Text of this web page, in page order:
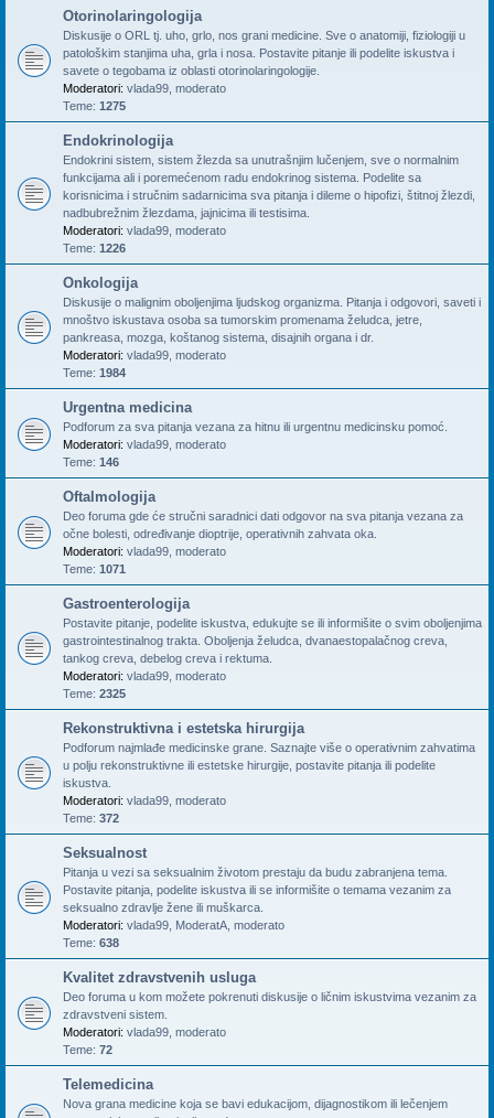
Otorinolaringologija
Diskusije o ORL tj. uho, grlo, nos grani medicine. Sve o anatomiji, fiziologiji u
patološkim stanjima uha, grla i nosa. Postavite pitanje ili podelite iskustva i
savete o tegobama iz oblasti otorinolaringologije.
Moderatori: vlada99 moderato
Teme: 1275
Endokrinologija
Endokrini sistem, sistem žlezda sa unutrašnjim lučenjem, sve o normalnim
funkcijama ali i poremećenom radu endokrinog sistema. Podelite sa
korisnicima i stručnim sadarnicima sva pitanja i dileme o hipofizi, štitnoj žlezdi,
nadbubrežnim žlezdama, jajnicima ili testisima.
Moderatori: vlada99 moderato
Teme: 1226
Onkologija
Diskusije o malignim oboljenjima ljudskog organizma. Pitanja i odgovori, saveti i
mnoštvo iskustava osoba sa tumorskim promenama želudca, jetre,
pankreasa, mozga, koštanog sistema, disajnih organa i dr.
Moderatori: vlada99 moderato
Teme: 1984
Urgentna medicina
Podforum za sva pitanja vezana za hitnu ili urgentnu medicinsku pomoć.
Moderatori: vlada99 moderato
Teme: 146
Oftalmologija
Deo foruma gde će stručni saradnici dati odgovor na sva pitanja vezana za
očne bolesti, određivanje dioptrije, operativnih zahvata oka.
Moderatori: vlada99 moderato
Teme: 1071
Gastroenterologija
Postavite pitanje, podelite iskustva, edukujte se ili informišite o svim oboljenjima
gastrointestinalnog trakta. Oboljenja želudca, dvanaestopalačnog creva,
tankog creva, debelog creva i rektuma.
Moderatori: vlada99 moderato
Teme: 2325
Rekonstruktivna i estetska hirurgija
Podforum najmlađe medicinske grane. Saznajte više o operativnim zahvatima
u polju rekonstruktivne ili estetske hirurgije, postavite pitanja ili podelite
iskustva.
Moderatori: vlada99 moderato
Teme: 372
Seksualnost
Pitanja u vezi sa seksualnim životom prestaju da budu zabranjena tema.
Postavite pitanja, podelite iskustva ili se informišite o temama vezanim za
seksualno zdravlje žene ili muškarca.
Moderatori: vlada99 ModeratA moderato
Teme: 638
Kvalitet zdravstvenih usluga
Deo foruma u kom možete pokrenuti diskusije o ličnim iskustvima vezanim za
zdravstveni sistem.
Moderatori: vlada99 moderato
Teme: 72
Telemedicina
Nova grana medicine koja se bavi edukacijom, dijagnostikom ili lečenjem